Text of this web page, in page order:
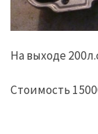
На выходе
Стоимость